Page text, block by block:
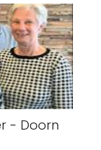
- Doorn